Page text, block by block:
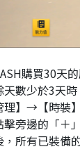
購買30天
數少於3天
】→【時裝
旁邊的「＋
所有已裝備